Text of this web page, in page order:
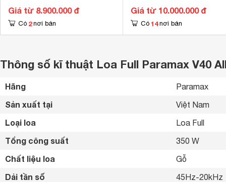
Giá từ 8.900.000 đ
Có 2 nơi bán
Giá từ 10.000.000 đ
Có 14 nơi bán
Thông số kĩ thuật Loa Full Paramax V40
Hãng Paramax
Sản xuất tại Việt Nam
Loại loa Loa Full
Tổng công suất 350 W
Chất liệu loa Gỗ
Dải tần số 45Hz-20kHz